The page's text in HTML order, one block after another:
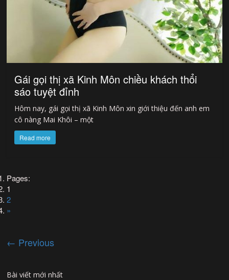
Gái gọi thị xã Kinh Môn chiều khách thổi
sáo tuyệt đỉnh
Hôm nay, gái gọi thị xã Kinh Môn xin giới thiệu đến anh em
cô nàng Mai Khôi – một
Read more
Pages:
1
2
»
← Previous
Bài viết mới nhất